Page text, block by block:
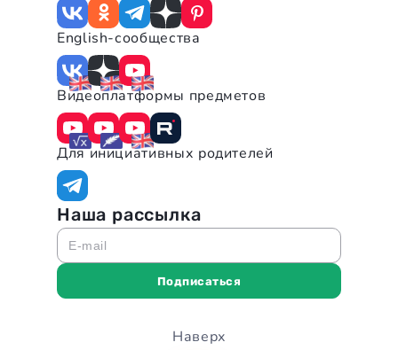
English-сообщества
Видеоплатформы предметов
Для инициативных родителей
Наша рассылка
E-mail
Подписаться
Наверх